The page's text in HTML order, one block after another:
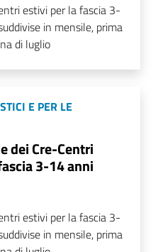
estivi per la fascia 3-
in mensile, prima
di luglio
E PER LE
dei Cre-Centri
3-14 anni
estivi per la fascia 3-
in mensile, prima